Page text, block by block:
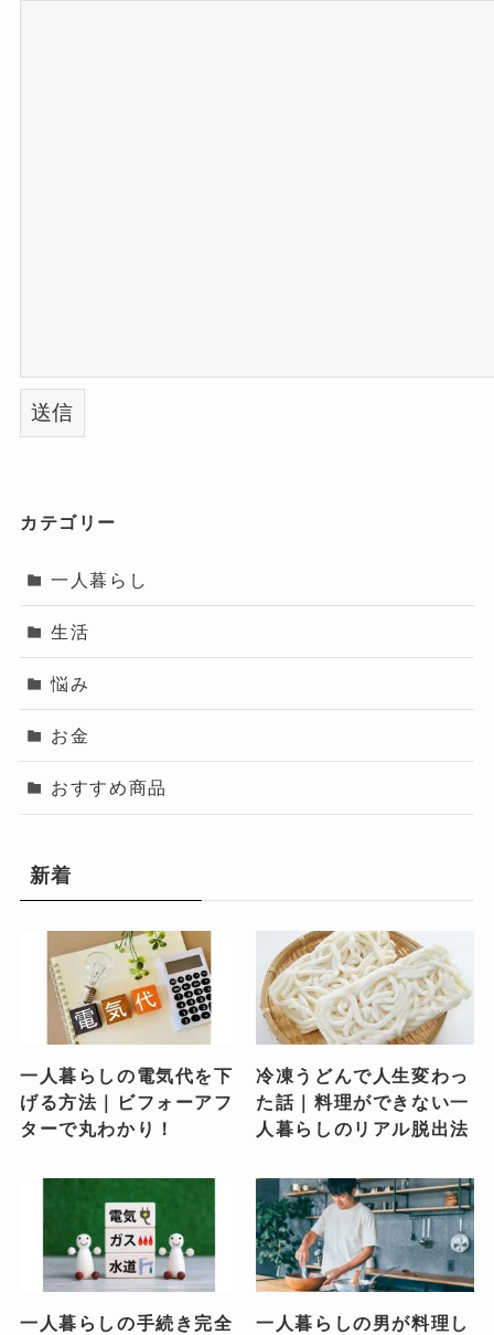
カテゴリー
一人暮らし
生活
悩み
お金
おすすめ商品
新着
一人暮らしの電気代を下
げる方法｜ビフォーアフ
ターで丸わかり！
冷凍うどんで人生変わっ
た話｜料理ができない一
人暮らしのリアル脱出法
一人暮らしの手続き完全
一人暮らしの男が料理し